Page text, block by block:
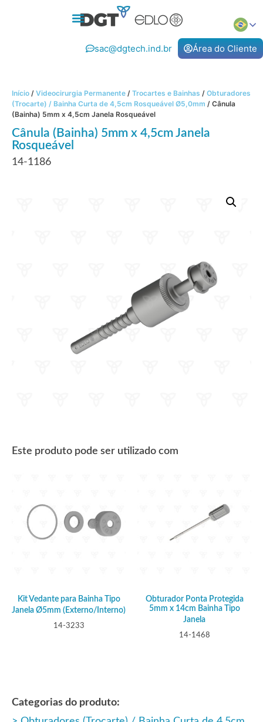
sac@dgtech.ind.br Área do Cliente
Início / Videocirurgia Permanente / Trocartes e Bainhas / Obturadores
(Trocarte) / Bainha Curta de 4,5cm Rosqueável Ø5,0mm / Cânula
(Bainha) 5mm x 4,5cm Janela Rosqueável
Cânula (Bainha) 5mm x 4,5cm Janela
Rosqueável
14-1186
Kit Vedante para Bainha Tipo
Janela Ø5mm (Externo/Interno)
14-3233
Obturador Ponta Protegida
5mm x 14cm Bainha Tipo
Janela
14-1468
Categorias do produto: